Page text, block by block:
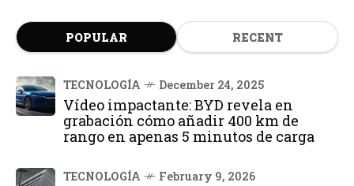
POPULAR RECENT
TECNOLOGÍA December 24, 2025
Vídeo impactante: BYD revela en
grabación cómo añadir 400 km de
rango en apenas 5 minutos de carga
TECNOLOGÍA February 9, 2026